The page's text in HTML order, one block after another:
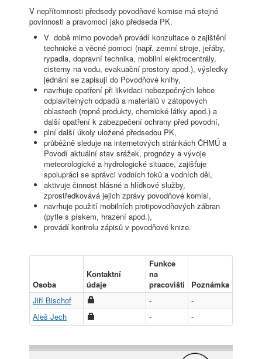
V nepřítomnosti předsedy povodňové komise má stejné
povinnosti a pravomoci jako předseda PK.
V době mimo povodeň provádí konzultace o zajištění
technické a věcné pomoci (např. zemní stroje, jeřáby,
rypadla, dopravní technika, mobilní elektrocentrály,
cisterny na vodu, evakuační prostory apod.), výsledky
jednání se zapisují do Povodňové knihy,
navrhuje opatření při likvidaci nebezpečných lehce
odplavitelných odpadů a materiálů v zátopových
oblastech (ropné produkty, chemické látky apod.) a
další opatření k zabezpečení ochrany před povodní,
plní další úkoly uložené předsedou PK,
průběžně sleduje na internetových stránkách ČHMÚ a
Povodí aktuální stav srážek, prognózy a vývoje
meteorologické a hydrologické situace, zajišťuje
spolupráci se správci vodních toků a vodních děl,
aktivuje činnost hlásné a hlídkové služby,
zprostředkovává jejich zprávy povodňové komisi,
navrhuje použití mobilních protipovodňových zábran
(pytle s pískem, hrazení apod.),
provádí kontrolu zápisů v povodňové knize.
Osoba
Kontaktní
údaje
Funkce
na
pracovišti
Poznámka
Jiří Bischof
-
-
Aleš Jech
- -